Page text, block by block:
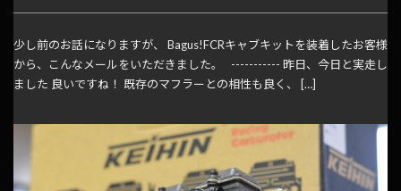
少し前のお話になりますが、 Bagus!FCRキャブキットを装着したお客様
から、こんなメールをいただきました。 ----------- 昨日、今日と実走し
ました 良いですね！ 既存のマフラーとの相性も良く、 […]